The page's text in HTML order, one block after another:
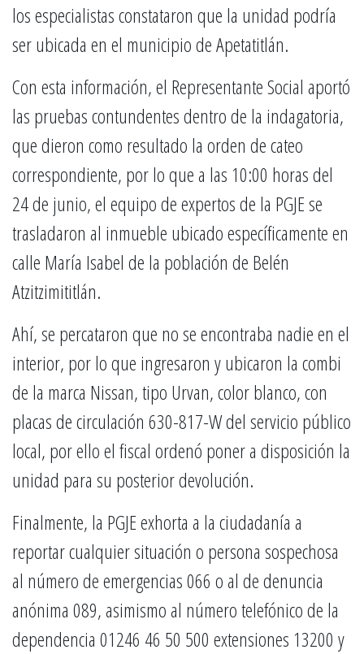
los especialistas constataron que la unidad podría
ser ubicada en el municipio de Apetatitlán.
Con esta información, el Representante Social aportó
las pruebas contundentes dentro de la indagatoria,
que dieron como resultado la orden de cateo
correspondiente, por lo que a las 10:00 horas del
24 de junio, el equipo de expertos de la PGJE se
trasladaron al inmueble ubicado específicamente en
calle María Isabel de la población de Belén
Atzitzimititlán.
Ahí, se percataron que no se encontraba nadie en el
interior, por lo que ingresaron y ubicaron la combi
de la marca Nissan, tipo Urvan, color blanco, con
placas de circulación 630-817-W del servicio público
local, por ello el fiscal ordenó poner a disposición la
unidad para su posterior devolución.
Finalmente, la PGJE exhorta a la ciudadanía a
reportar cualquier situación o persona sospechosa
al número de emergencias 066 o al de denuncia
anónima 089, asimismo al número telefónico de la
dependencia 01246 46 50 500 extensiones 13200 y